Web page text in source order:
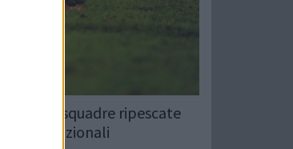
di squadre ripescate
nazionali